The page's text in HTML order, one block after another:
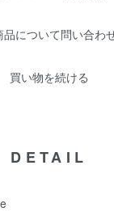
品について問い合わ
買い物を続ける
DETAIL